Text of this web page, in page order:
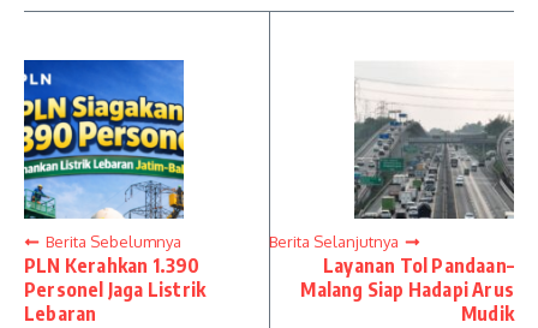
Berita Sebelumnya
PLN Kerahkan 1.390
Personel Jaga Listrik
Lebaran
Berita Selanjutnya
Layanan Tol Pandaan–
Malang Siap Hadapi Arus
Mudik